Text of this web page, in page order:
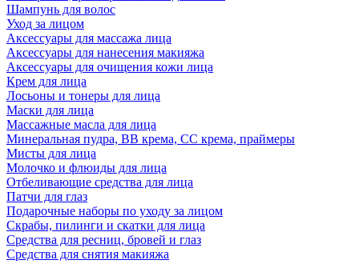
Шампунь для волос
Уход за лицом
Аксессуары для массажа лица
Аксессуары для нанесения макияжа
Аксессуары для очищения кожи лица
Крем для лица
Лосьоны и тонеры для лица
Маски для лица
Массажные масла для лица
Минеральная пудра, BB крема, СС крема, праймеры
Мисты для лица
Молочко и флюиды для лица
Отбеливающие средства для лица
Патчи для глаз
Подарочные наборы по уходу за лицом
Скрабы, пилинги и скатки для лица
Средства для ресниц, бровей и глаз
Средства для снятия макияжа